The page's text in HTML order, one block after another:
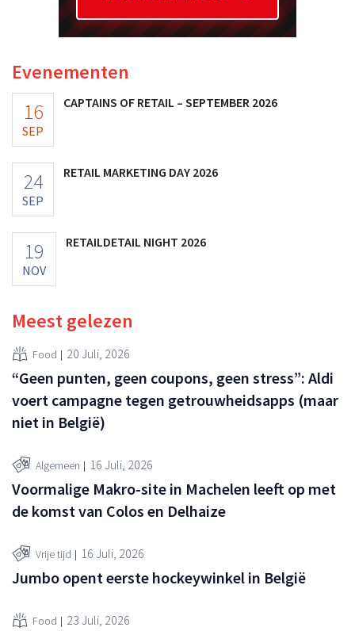
Evenementen
16
SEP
CAPTAINS OF RETAIL – SEPTEMBER 2026
24
SEP
RETAIL MARKETING DAY 2026
19
NOV
RETAILDETAIL NIGHT 2026
Meest gelezen
Food 20 Juli, 2026
“Geen punten, geen coupons, geen stress”: Aldi
voert campagne tegen getrouwheidsapps (maar
niet in België)
Algemeen 16 Juli, 2026
Voormalige Makro-site in Machelen leeft op met
de komst van Colos en Delhaize
Vrije tijd 16 Juli, 2026
Jumbo opent eerste hockeywinkel in België
Food 23 Juli, 2026